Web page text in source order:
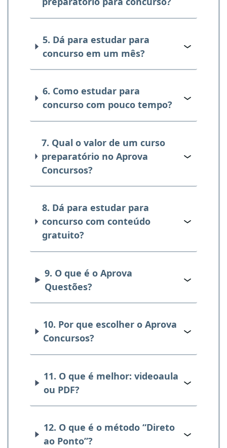
5. Dá para estudar para
concurso em um mês?
6. Como estudar para
concurso com pouco tempo?
7. Qual o valor de um curso
preparatório no Aprova
Concursos?
8. Dá para estudar para
concurso com conteúdo
gratuito?
9. O que é o Aprova
Questões?
10. Por que escolher o Aprova
Concursos?
11. O que é melhor: videoaula
ou PDF?
12. O que é o método “Direto
ao Ponto”?